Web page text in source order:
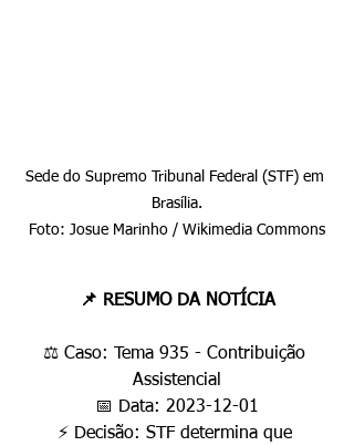
Sede do Supremo Tribunal Federal (STF) em
Brasília.
Foto: Josue Marinho / Wikimedia Commons
📌 RESUMO DA NOTÍCIA
⚖️ Caso: Tema 935 - Contribuição
Assistencial
📅 Data: 2023-12-01
⚡ Decisão: STF determina que